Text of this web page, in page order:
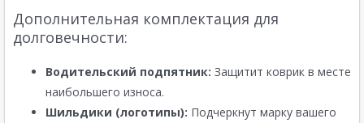
Дополнительная комплектация для
долговечности:
Водительский подпятник: Защитит коврик в месте
наибольшего износа.
Шильдики (логотипы): Подчеркнут марку вашего